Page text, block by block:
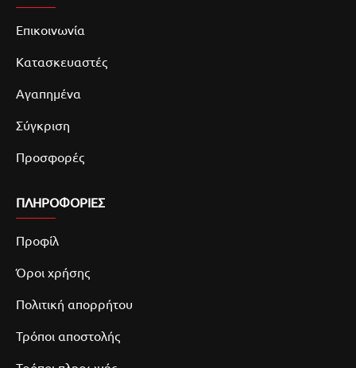
Επικοινωνία
Κατασκευαστές
Αγαπημένα
Σύγκριση
Προσφορές
ΠΛΗΡΟΦΟΡΙΕΣ
Προφίλ
Όροι χρήσης
Πολιτική απορρήτου
Τρόποι αποστολής